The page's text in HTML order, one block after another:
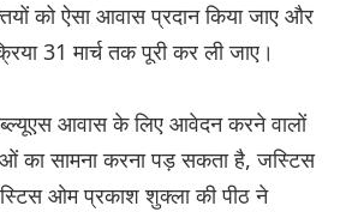
को ऐसा आवास प्रदान किया जाए और
31 मार्च तक पूरी कर ली जाए।
आवास के लिए आवेदन करने वालों
का सामना करना पड़ सकता है, जस्टिस
ओम प्रकाश शुक्ला की पीठ ने